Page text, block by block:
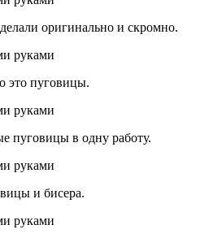
оригинально и скромно.
это пуговицы.
пуговицы в одну работу.
и бисера.